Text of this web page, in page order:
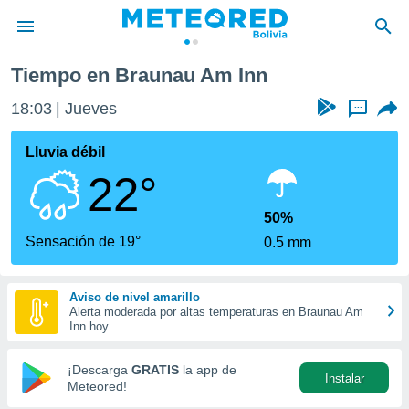
de
ha
para
que se
calidad.
a este
las
y
forma
digital
basada
Tiempo en Braunau Am Inn
18:03 Jueves ...
Lluvia débil
22°
Sensación de 19°
50%
0.5 mm
Aviso de nivel amarillo
Alerta moderada por altas temperaturas en Braunau Am
Inn hoy
¡Descarga GRATIS la app de
Meteored!
Instalar